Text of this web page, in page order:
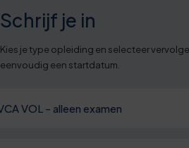
Schrijf je in
Kies je type opleiding en selecteer
eenvoudig een startdatum.